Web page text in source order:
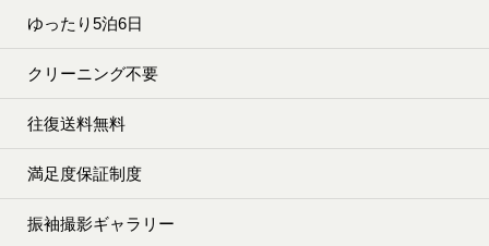
ゆったり5泊6日
クリーニング不要
往復送料無料
満足度保証制度
振袖撮影ギャラリー